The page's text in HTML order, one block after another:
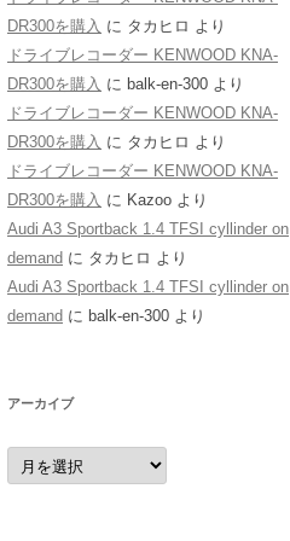
DR300を購入 に タカヒロ より
ドライブレコーダー KENWOOD KNA-
DR300を購入 に balk-en-300 より
ドライブレコーダー KENWOOD KNA-
DR300を購入 に タカヒロ より
ドライブレコーダー KENWOOD KNA-
DR300を購入 に Kazoo より
Audi A3 Sportback 1.4 TFSI cyllinder on
demand に タカヒロ より
Audi A3 Sportback 1.4 TFSI cyllinder on
demand に balk-en-300 より
アーカイブ
ア
ー
カ